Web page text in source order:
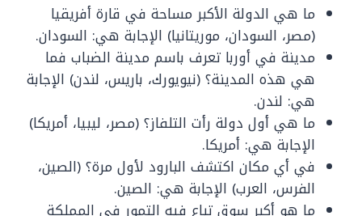
ما هي الدولة الأكبر مساحة في قارة أفريقيا
(مصر، السودان، موريتانيا) الإجابة هي: السودان.
مدينة في أوربا تعرف باسم مدينة الضباب فما
هي هذه المدينة؟ (نيويورك، باريس، لندن) الإجابة
هي: لندن.
ما هي أول دولة رأت التلفاز؟ (مصر، ليبيا، أمريكا)
الإجابة هي: أمريكا.
في أي مكان اكتشف البارود لأول مرة؟ (الصين،
الفرس، العرب) الإجابة هي: الصين.
ما هو أكبر سوق تباع فيه التمور في المملكة